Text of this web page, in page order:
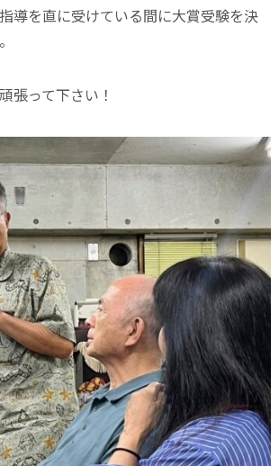
導を直に受けている間に大賞受験を決
張って下さい！